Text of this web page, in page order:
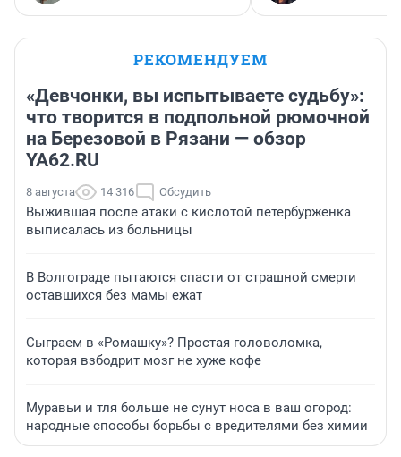
РЕКОМЕНДУЕМ
«Девчонки, вы испытываете судьбу»:
что творится в подпольной рюмочной
на Березовой в Рязани — обзор
YA62.RU
8 августа 14 316 Обсудить
Выжившая после атаки с кислотой петербурженка
выписалась из больницы
В Волгограде пытаются спасти от страшной смерти
оставшихся без мамы ежат
Сыграем в «Ромашку»? Простая головоломка,
которая взбодрит мозг не хуже кофе
Муравьи и тля больше не сунут носа в ваш огород:
народные способы борьбы с вредителями без химии